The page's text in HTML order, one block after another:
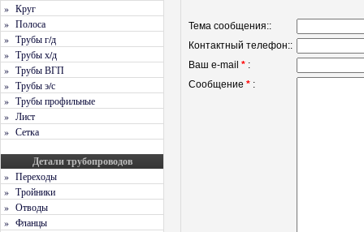
Тема сообщения::
Контактный телефон::
Ваш e-mail * :
Сообщение * :
» Круг
» Полоса
» Трубы г/д
» Трубы х/д
» Трубы ВГП
» Трубы э/с
» Трубы профильные
» Лист
» Сетка
Детали трубопроводов
» Переходы
» Тройники
» Отводы
» Фланцы